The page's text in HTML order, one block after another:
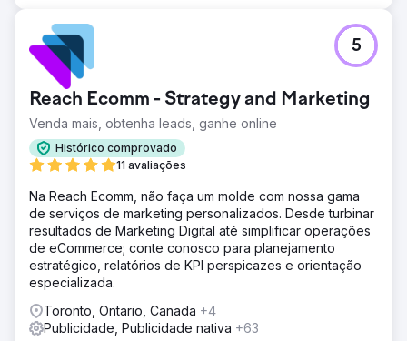
Reach Ecomm - Strategy and Marketing
Venda mais, obtenha leads, ganhe online
Histórico comprovado
11 avaliações
5
Na Reach Ecomm, não faça um molde com nossa gama
de serviços de marketing personalizados. Desde turbinar
resultados de Marketing Digital até simplificar operações
de eCommerce; conte conosco para planejamento
estratégico, relatórios de KPI perspicazes e orientação
especializada.
Toronto, Ontario, Canada +4
Publicidade, Publicidade nativa +63